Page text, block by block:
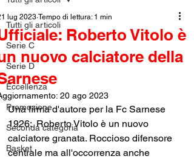
Tutti gli articoli
Serie C
Serie D
Eccellenza
Promozione
Seconda categoria
Basket
Roberto Vitolo è
nuovo calciatore della
lug 2023 Tempo di lettura: 1 min
20 ago 2023
Una firma d'autore per la Fc Sarnese
1926:  Roberto Vitolo è un nuovo
calciatore granata. Roccioso difensore
centrale ma all'occorrenza anche